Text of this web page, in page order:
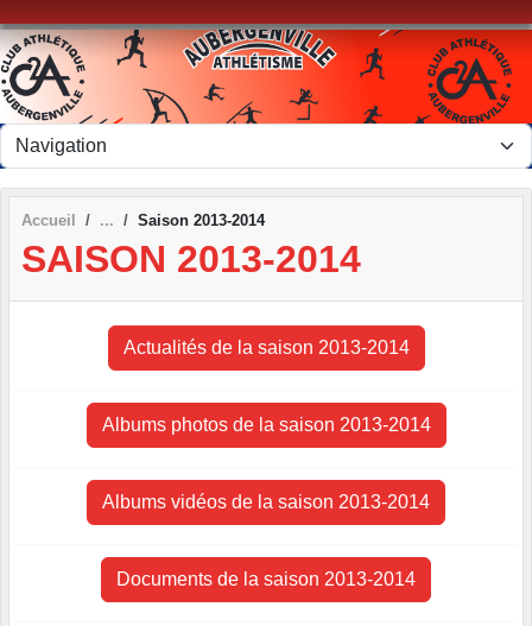
Accueil Saison 2013-2014
SAISON 2013-2014
Actualités de la saison 2013-2014
Albums photos de la saison 2013-2014
Albums vidéos de la saison 2013-2014
Documents de la saison 2013-2014